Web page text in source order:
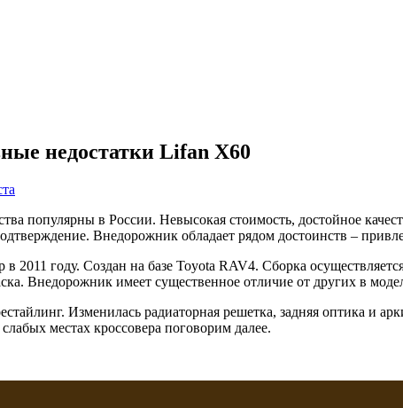
недостатки Lifan X60
популярны в России. Невысокая стоимость, достойное
Внедорожник обладает рядом достоинств –
2011 году. Создан на базе Toyota RAV4. Сборка
Внедорожник имеет существенное отличие от других в
. Изменилась радиаторная решетка, задняя оптика и
местах кроссовера поговорим далее.